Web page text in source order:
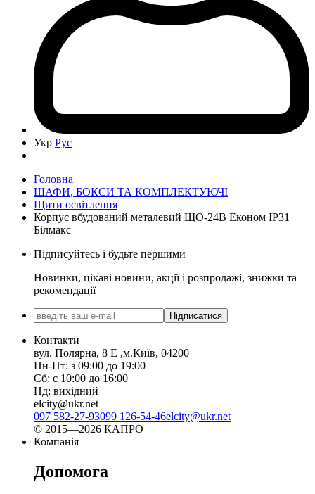
Укр Рус
Головна
ШАФИ, БОКСИ ТА КОМПЛЕКТУЮЧІ
Щити освітлення
Корпус вбудований металевий ЩО-24В Економ IP31
Білмакс
Підписуйтесь і будьте першими
Новинки, цікаві новини, акції і розпродажі, знижки та
рекомендації
Підписатися
Контакти
вул. Полярна, 8 Е ,м.Київ, 04200
Пн-Пт: з 09:00 до 19:00
Сб: с 10:00 до 16:00
Нд: вихідний
elcity@ukr.net
097 582-27-93099 126-54-46elcity@ukr.net
© 2015—2026 КАПРО
Компанія
Допомога